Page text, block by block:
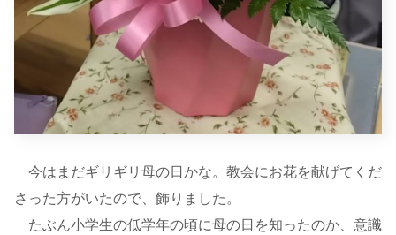
今はまだギリギリ母の日かな。教会にお花を献げてくだ
さった方がいたので、飾りました。
たぶん小学生の低学年の頃に母の日を知ったのか、意識